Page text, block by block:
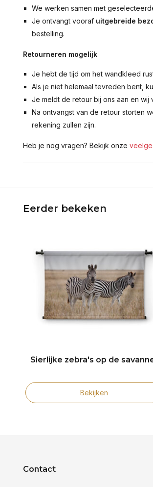
We werken samen met
Je ontvangt vooraf uitgebreide
bestelling.
Retourneren mogelijk
Je hebt de tijd om het wandkleed
Als je niet helemaal tevreden bent,
Je meldt de retour bij ons aan en
Na ontvangst van de retour storten
rekening zullen zijn.
Heb je nog vragen? Bekijk onze
Eerder bekeken
Sierlijke zebra's op de
Bekijken
Contact